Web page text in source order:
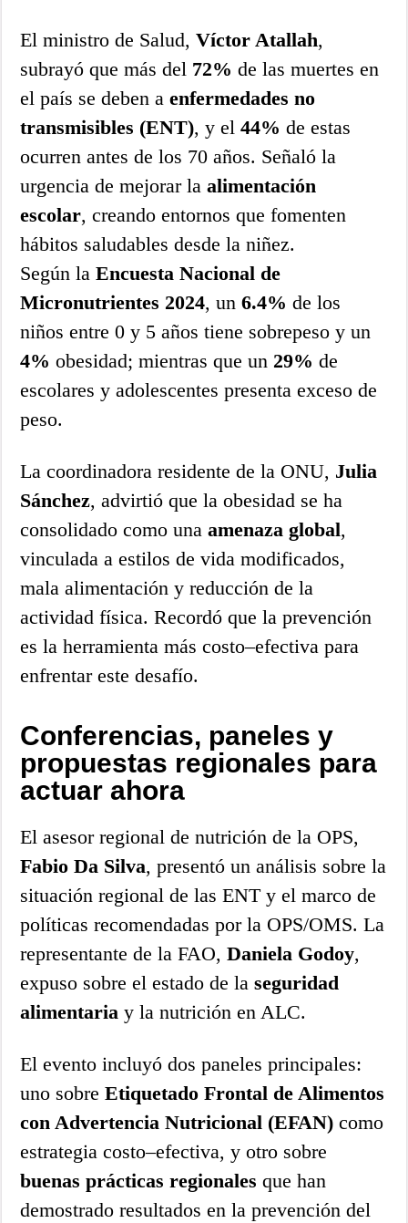
El ministro de Salud,Víctor Atallah,
subrayó que más del 72% de las muertes en
el país se deben aenfermedades no
transmisibles (ENT), y el44% de estas
ocurren antes de los 70 años. Señaló la
urgencia de mejorar laalimentación
escolar, creando entornos que fomenten
hábitos saludables desde la niñez.
Según laEncuesta Nacional de
Micronutrientes 2024, un6.4% de los
niños entre 0 y 5 años tiene sobrepeso y un
4% obesidad; mientras que un 29% de
escolares y adolescentes presenta exceso de
peso.
La coordinadora residente de la ONU, Julia
Sánchez, advirtió que la obesidad se ha
consolidado como unaamenaza global,
vinculada a estilos de vida modificados,
mala alimentación y reducción de la
actividad física. Recordó que la prevención
es la herramienta más costo–efectiva para
enfrentar este desafío.
Conferencias, paneles y
propuestas regionales para
actuar ahora
El asesor regional de nutrición de la OPS,
Fabio Da Silva, presentó un análisis sobre la
situación regional de las ENT y el marco de
políticas recomendadas por la OPS/OMS. La
representante de la FAO,Daniela Godoy,
expuso sobre el estado de laseguridad
alimentaria y la nutrición en ALC.
El evento incluyó dos paneles principales:
uno sobreEtiquetado Frontal de Alimentos
con Advertencia Nutricional (EFAN) como
estrategia costo–efectiva, y otro sobre
buenas prácticas regionales que han
demostrado resultados en la prevención del